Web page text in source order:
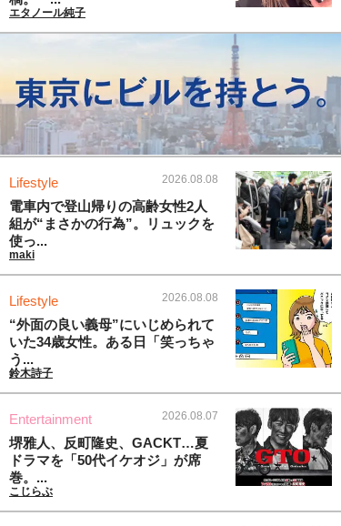
エタノール純子
Lifestyle 2026.08.08
電車内で登山帰りの高齢女性2人
組が“まさかの行為”。リュックを
使っ...
maki
Lifestyle 2026.08.08
“外面の良い義母”にいじめられて
いた34歳女性。ある日「笑っちゃ
う...
鈴木詩子
Entertainment 2026.08.07
堺雅人、反町隆史、GACKT…夏
ドラマを「50代イケオジ」が席
巻。...
こじらぶ